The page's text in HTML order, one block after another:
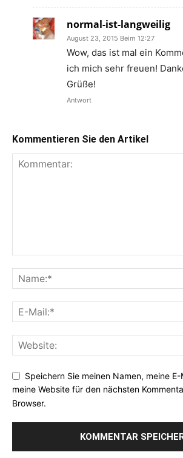
normal-ist-langweilig
August 23, 2015 Beim 12:27
Wow, das ist mal ein
ich mich sehr freuen!
Grüße!
Antwort
Kommentieren Sie den Artikel
Speichern Sie meinen Namen, meine
meine Website für den nächsten
Browser.